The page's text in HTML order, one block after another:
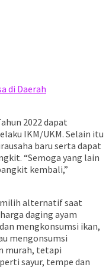
di Daerah
2022 dapat
IKM/UKM. Selain itu
baru serta dapat
“Semoga yang lain
kembali,”
alternatif saat
daging ayam
mengkonsumsi ikan,
mengonsumsi
murah, tetapi
sayur, tempe dan